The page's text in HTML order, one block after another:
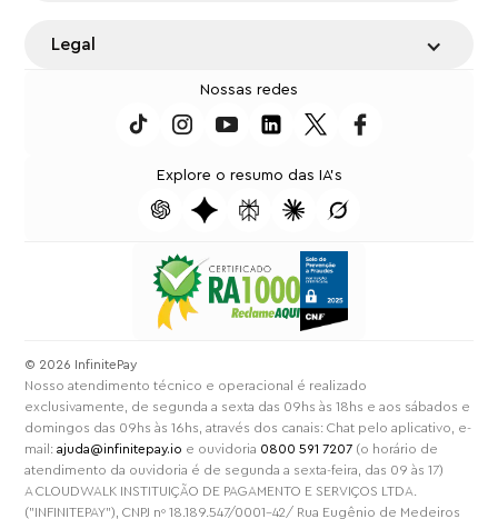
Legal
Nossas redes
Explore o resumo das IA's
⁠© 2026 InfinitePay
Nosso atendimento técnico e operacional é realizado
exclusivamente, de segunda a sexta das 09hs às 18hs e aos sábados e
domingos das 09hs às 16hs, através dos canais: Chat pelo aplicativo, e-
mail:ajuda@infinitepay.io e ouvidoria 0800 591 7207 (o horário de
atendimento da ouvidoria é de segunda a sexta-feira, das 09 às 17)
A CLOUDWALK INSTITUIÇÃO DE PAGAMENTO E SERVIÇOS LTDA.
("INFINITEPAY"), CNPJ nº 18.189.547/0001-42/ Rua Eugênio de Medeiros